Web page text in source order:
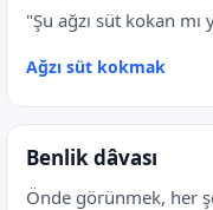
"Şu ağzı süt kokan mı
Ağzı süt kokmak
Benlik dâvası
Önde görünmek, her